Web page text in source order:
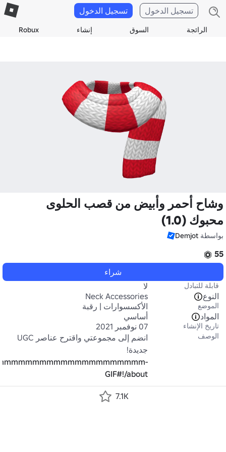
الرائجة السوق إنشاء Robux
تسجيل الدخول تسجيل الدخول
وشاح أحمر وأبيض من قصب الحلوى
محبوك (1.0)
بواسطة Demjot
55
شراء
قابلة للتبادل
لا
النوع
Neck Accessories
الموضع
الأكسسوارات | رقبة
المواد
أساسي
تاريخ الإنشاء 07 نوفمبر 2021
الوصف
جديدة!
GIF#!/about
7.1K